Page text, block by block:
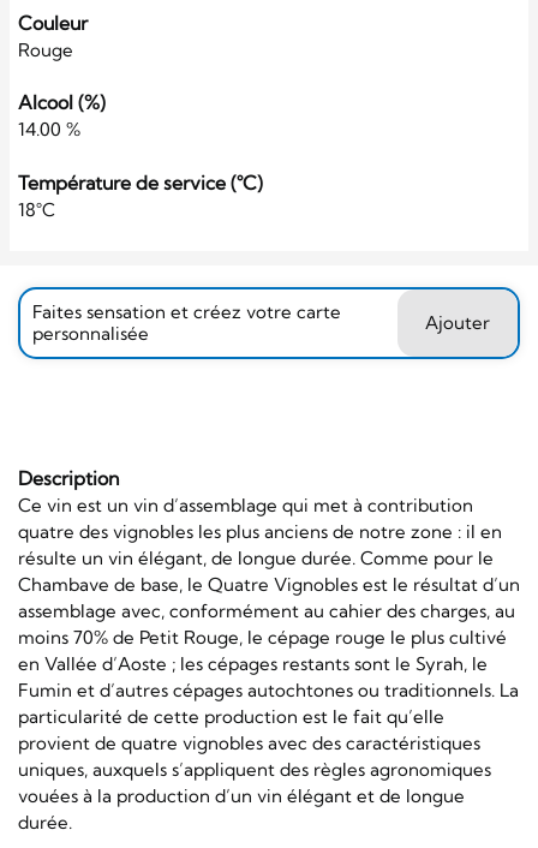
Couleur
Rouge
Alcool (%)
14.00 %
Température de service (°C)
18°C
Faites sensation et créez votre carte
personnalisée
Ajouter
Description
Ce vin est un vin d’assemblage qui met à contribution
quatre des vignobles les plus anciens de notre zone : il en
résulte un vin élégant, de longue durée. Comme pour le
Chambave de base, le Quatre Vignobles est le résultat d’un
assemblage avec, conformément au cahier des charges, au
moins 70% de Petit Rouge, le cépage rouge le plus cultivé
en Vallée d’Aoste ; les cépages restants sont le Syrah, le
Fumin et d’autres cépages autochtones ou traditionnels. La
particularité de cette production est le fait qu’elle
provient de quatre vignobles avec des caractéristiques
uniques, auxquels s’appliquent des règles agronomiques
vouées à la production d’un vin élégant et de longue
durée.